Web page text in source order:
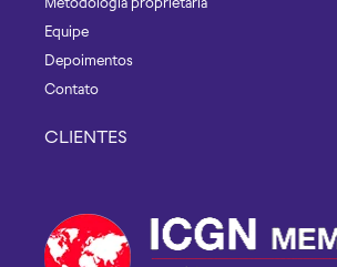
Equipe
Depoimentos
Contato
CLIENTES